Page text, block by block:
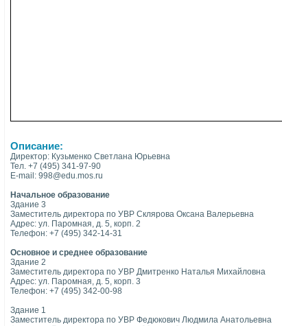
Описание:
Директор: Кузьменко Светлана Юрьевна
Тел. +7 (495) 341-97-90
E-mail: 998@edu.mos.ru
Начальное образование
Здание 3
Заместитель директора по УВР Склярова Оксана Валерьевна
Адрес: ул. Паромная, д. 5, корп. 2
Телефон: +7 (495) 342-14-31
Основное и среднее образование
Здание 2
Заместитель директора по УВР Дмитренко Наталья Михайловна
Адрес: ул. Паромная, д. 5, корп. 3
Телефон: +7 (495) 342-00-98
Здание 1
Заместитель директора по УВР Федюкович Людмила Анатольевна